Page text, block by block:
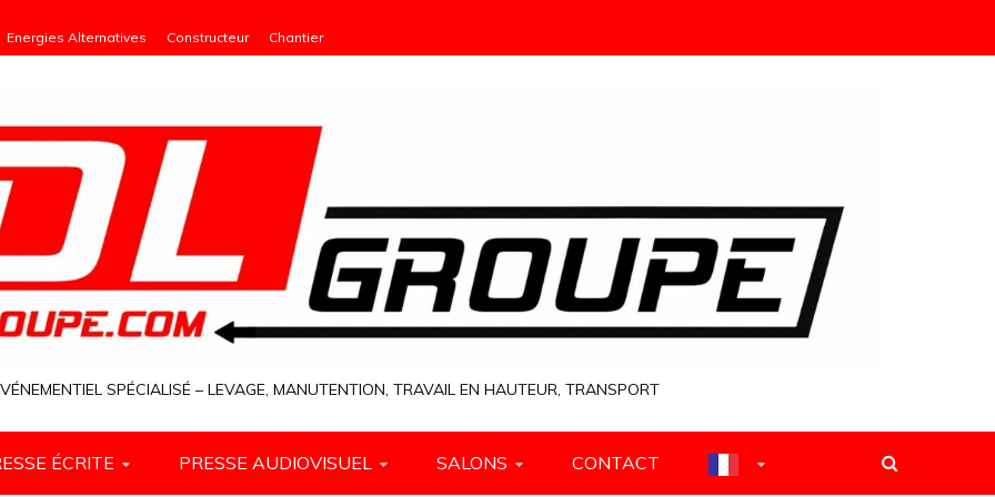
Energies Alternatives Constructeur Chantier
SPÉCIALISÉ – LEVAGE, MANUTENTION, TRAVAIL EN HAUTEUR, TRANSPORT
ÉCRITE PRESSE AUDIOVISUEL SALONS CONTACT